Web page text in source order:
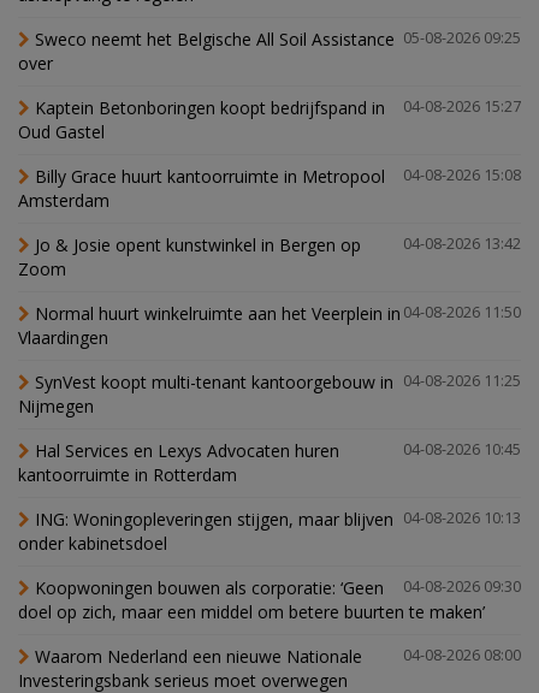
05-08-2026 09:25
Sweco neemt het Belgische All Soil Assistance
over
04-08-2026 15:27
Kaptein Betonboringen koopt bedrijfspand in
Oud Gastel
04-08-2026 15:08
Billy Grace huurt kantoorruimte in Metropool
Amsterdam
04-08-2026 13:42
Jo & Josie opent kunstwinkel in Bergen op
Zoom
04-08-2026 11:50
Normal huurt winkelruimte aan het Veerplein in
Vlaardingen
04-08-2026 11:25
SynVest koopt multi-tenant kantoorgebouw in
Nijmegen
04-08-2026 10:45
Hal Services en Lexys Advocaten huren
kantoorruimte in Rotterdam
04-08-2026 10:13
ING: Woningopleveringen stijgen, maar blijven
onder kabinetsdoel
04-08-2026 09:30
Koopwoningen bouwen als corporatie: ‘Geen
doel op zich, maar een middel om betere buurten te maken’
04-08-2026 08:00
Waarom Nederland een nieuwe Nationale
Investeringsbank serieus moet overwegen